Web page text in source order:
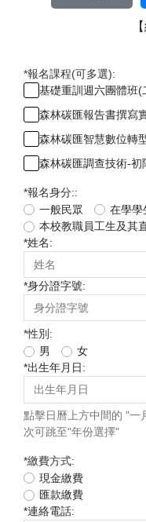
*報名課程(可多選):
基礎重訓週六團體班(
森林碳匯報告書撰寫
森林碳匯智慧數位轉
森林碳匯調查技術-初
*報名身分::
一般民眾
在學學
本校教職員工生及其
*姓名:
*身分證字號:
*性別:
男
女
*出生年月日:
點擊日曆上方中間的 "一
次可跳至"年份選擇"
*繳費方式:
現金繳費
匯款繳費
*連絡電話: